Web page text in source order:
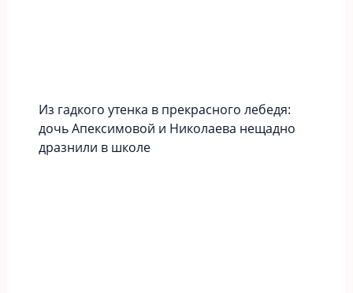
Из гадкого утенка в прекрасного лебедя:
дочь Апексимовой и Николаева нещадно
дразнили в школе